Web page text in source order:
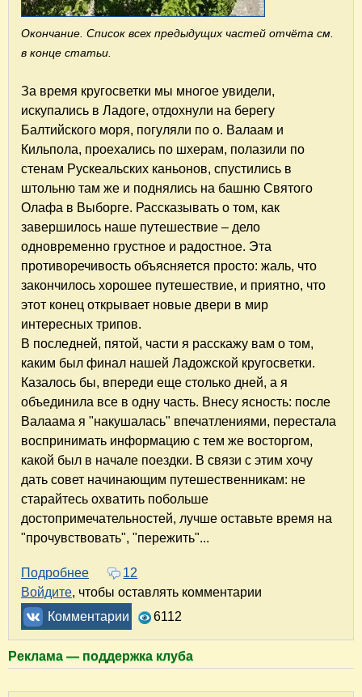
Окончание. Список всех предыдущих частей отчёта см.
в конце статьи.
За время кругосветки мы многое увидели,
искупались в Ладоге, отдохнули на берегу
Балтийского моря, погуляли по о. Валаам и
Кильпола, проехались по шхерам, полазили по
стенам Рускеальских каньонов, спустились в
штольню там же и поднялись на башню Святого
Олафа в Выборге. Рассказывать о том, как
завершилось наше путешествие – дело
одновременно грустное и радостное. Эта
противоречивость объясняется просто: жаль, что
закончилось хорошее путешествие, и приятно, что
этот конец открывает новые двери в мир
интересных трипов.
В последней, пятой, части я расскажу вам о том,
каким был финал нашей Ладожской кругосветки.
Казалось бы, впереди еще столько дней, а я
объединила все в одну часть. Внесу ясность: после
Валаама я "накушалась" впечатлениями, перестала
воспринимать информацию с тем же восторгом,
какой был в начале поездки. В связи с этим хочу
дать совет начинающим путешественникам: не
старайтесь охватить побольше
достопримечательностей, лучше оставьте время на
"прочувствовать", "пережить"...
Подробнее о Ладожская кругосветка на машинах за 9
12
Войдите, чтобы оставлять комментарии
Комментарии
6112
Реклама — поддержка клуба